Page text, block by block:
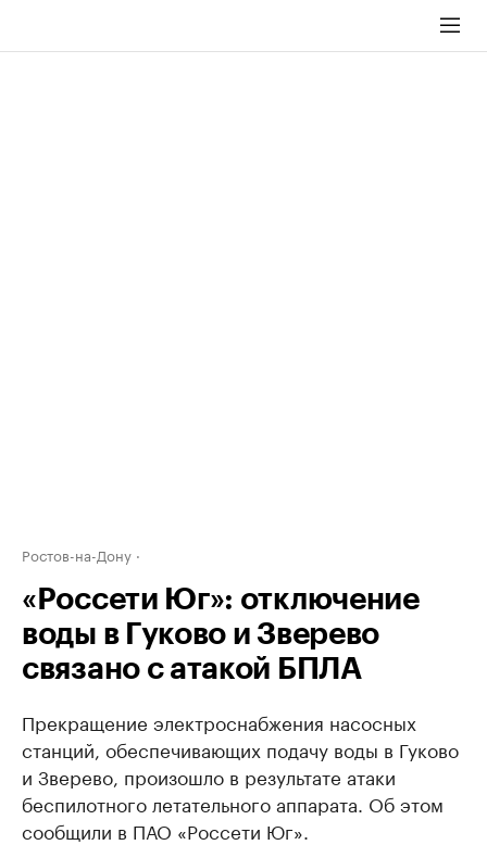
Ростов-на-Дону
«Россети Юг»: отключение
воды в Гуково и Зверево
связано с атакой БПЛА
Прекращение электроснабжения насосных
станций, обеспечивающих подачу воды в Гуково
и Зверево, произошло в результате атаки
беспилотного летательного аппарата. Об этом
сообщили в ПАО «Россети Юг».